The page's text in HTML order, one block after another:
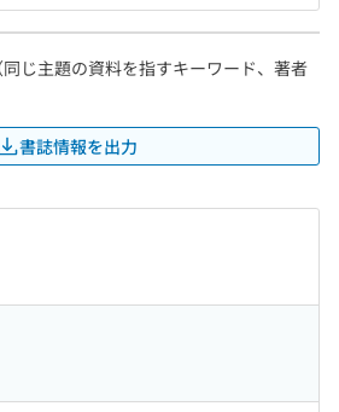
じ主題の資料を指すキーワード、著者
書誌情報を出力